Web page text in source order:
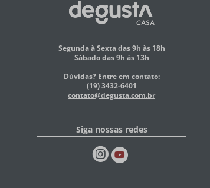
Segunda à Sexta das 9h às 18h
Sábado das 9h às 13h
Dúvidas? Entre em contato:
(19) 3432-6401
contato@degusta.com.br
Siga nossas redes